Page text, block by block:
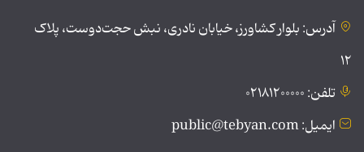
آدرس: بلوار کشاورز، خیابان نادری، نبش حجت‌دوست، پلاک
۱۲
تلفن: ۰۲۱۸۱۲۰۰۰۰۰
ایمیل: public@tebyan.com